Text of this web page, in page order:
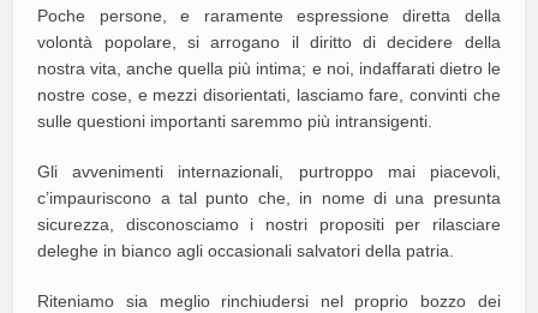
Poche persone, e raramente espressione diretta della
volontà popolare, si arrogano il diritto di decidere della
nostra vita, anche quella più intima; e noi, indaffarati dietro le
nostre cose, e mezzi disorientati, lasciamo fare, convinti che
sulle questioni importanti saremmo più intransigenti.
Gli avvenimenti internazionali, purtroppo mai piacevoli,
c’impauriscono a tal punto che, in nome di una presunta
sicurezza, disconosciamo i nostri propositi per rilasciare
deleghe in bianco agli occasionali salvatori della patria.
Riteniamo sia meglio rinchiudersi nel proprio bozzo dei